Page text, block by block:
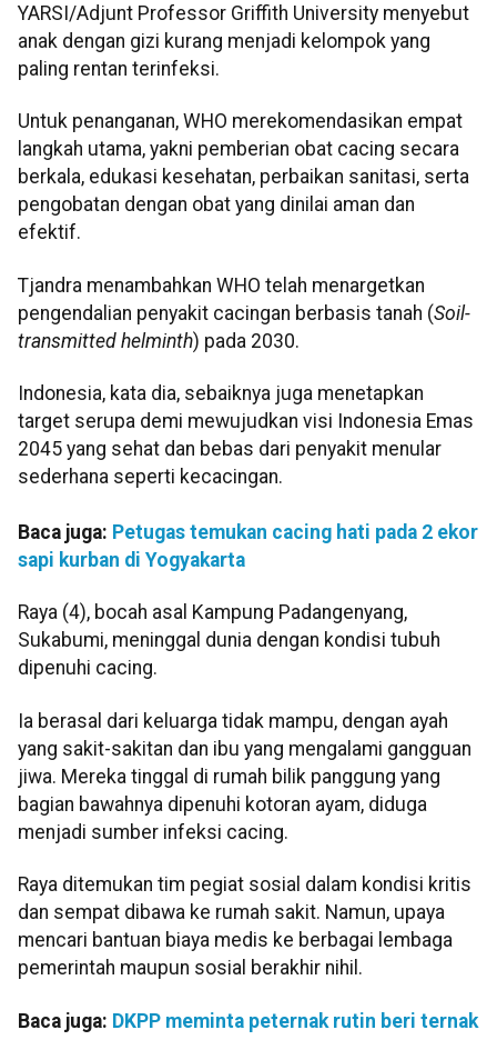
YARSI/Adjunt Professor Griffith University menyebut
anak dengan gizi kurang menjadi kelompok yang
paling rentan terinfeksi.
Untuk penanganan, WHO merekomendasikan empat
langkah utama, yakni pemberian obat cacing secara
berkala, edukasi kesehatan, perbaikan sanitasi, serta
pengobatan dengan obat yang dinilai aman dan
efektif.
Tjandra menambahkan WHO telah menargetkan
pengendalian penyakit cacingan berbasis tanah (Soil-
transmitted helminth) pada 2030.
Indonesia, kata dia, sebaiknya juga menetapkan
target serupa demi mewujudkan visi Indonesia Emas
2045 yang sehat dan bebas dari penyakit menular
sederhana seperti kecacingan.
Baca juga: Petugas temukan cacing hati pada 2 ekor
sapi kurban di Yogyakarta
Raya (4), bocah asal Kampung Padangenyang,
Sukabumi, meninggal dunia dengan kondisi tubuh
dipenuhi cacing.
Ia berasal dari keluarga tidak mampu, dengan ayah
yang sakit-sakitan dan ibu yang mengalami gangguan
jiwa. Mereka tinggal di rumah bilik panggung yang
bagian bawahnya dipenuhi kotoran ayam, diduga
menjadi sumber infeksi cacing.
Raya ditemukan tim pegiat sosial dalam kondisi kritis
dan sempat dibawa ke rumah sakit. Namun, upaya
mencari bantuan biaya medis ke berbagai lembaga
pemerintah maupun sosial berakhir nihil.
Baca juga: DKPP meminta peternak rutin beri ternak